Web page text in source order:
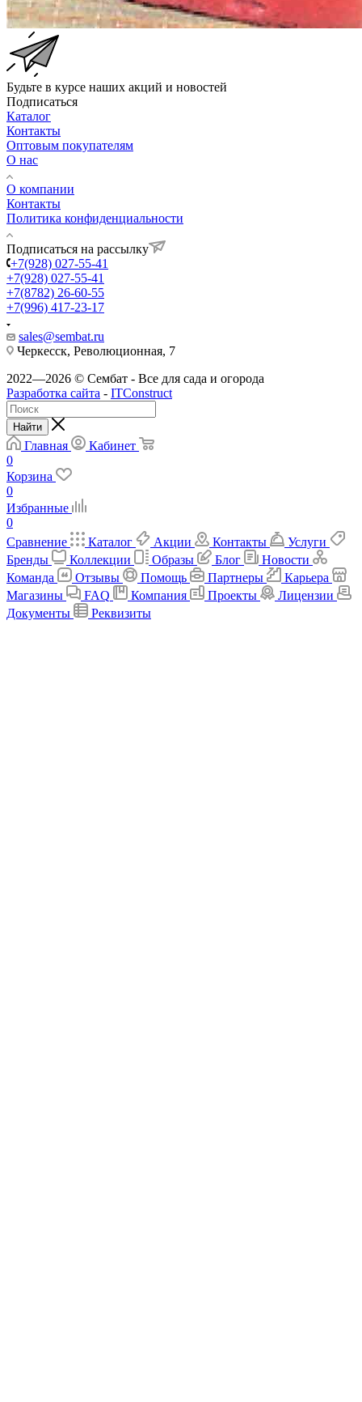
Будьте в курсе наших акций и новостей
Подписаться
Каталог
Контакты
Оптовым покупателям
О нас
О компании
Контакты
Политика конфиденциальности
Подписаться на рассылку
+7(928) 027-55-41
+7(928) 027-55-41
+7(8782) 26-60-55
+7(996) 417-23-17
sales@sembat.ru
Черкесск, Революционная, 7
2022—2026 © Сембат - Все для сада и огорода
Разработка сайта - ITConstruct
Найти
Главная
Кабинет
0
Корзина
0
Избранные
0
Сравнение
Каталог Акции Контакты
Услуги
Бренды
Коллекции Образы Блог
Новости
Команда
Отзывы Помощь Партнеры
Карьера
Магазины
FAQ Компания Проекты
Лицензии
Документы
Реквизиты